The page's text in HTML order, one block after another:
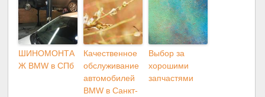
ШИНОМОНТА
Ж BMW в СПб
Качественное
обслуживание
автомобилей
BMW в Санкт-
Выбор за
хорошими
запчастями